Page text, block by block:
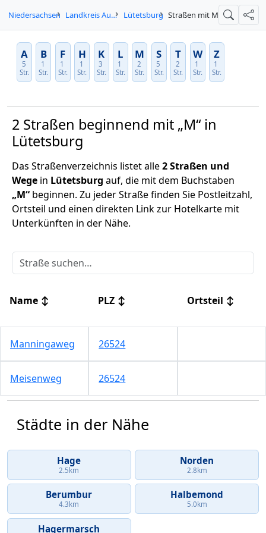
Niedersachsen Landkreis Aurich Lütetsburg Straßen mit M Suche
A
5
Str.
B
1
Str.
F
1
Str.
H
1
Str.
K
3
Str.
L
1
Str.
M
2
Str.
S
5
Str.
T
2
Str.
W
1
Str.
Z
1
Str.
2 Straßen beginnend mit „M“ in
Lütetsburg
Das Straßenverzeichnis listet alle2 Straßen und
Wege in Lütetsburg auf, die mit dem Buchstaben
„M“ beginnen. Zu jeder Straße finden Sie Postleitzahl,
Ortsteil und einen direkten Link zur Hotelkarte mit
Unterkünften in der Nähe.
Name ↕ PLZ ↕ Ortsteil ↕
Manningaweg 26524
Meisenweg 26524
Städte in der Nähe
Hage
2.5km
Norden
2.8km
Berumbur
4.3km
Halbemond
5.0km
Hagermarsch